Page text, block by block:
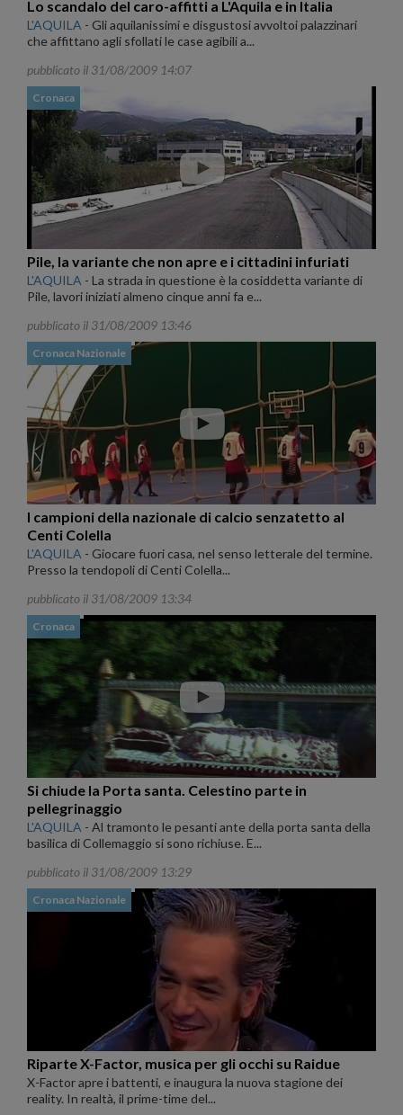
Lo scandalo del caro-affitti a L'Aquila e in Italia
L'AQUILA - Gli aquilanissimi e disgustosi avvoltoi palazzinari
che affittano agli sfollati le case agibili a...
pubblicato il 31/08/2009 14:07
Cronaca
Pile, la variante che non apre e i cittadini infuriati
L'AQUILA - La strada in questione è la cosiddetta variante di
Pile, lavori iniziati almeno cinque anni fa e...
pubblicato il 31/08/2009 13:46
Cronaca Nazionale
I campioni della nazionale di calcio senzatetto al
Centi Colella
L'AQUILA - Giocare fuori casa, nel senso letterale del termine.
Presso la tendopoli di Centi Colella...
pubblicato il 31/08/2009 13:34
Cronaca
Si chiude la Porta santa. Celestino parte in
pellegrinaggio
L'AQUILA - Al tramonto le pesanti ante della porta santa della
basilica di Collemaggio si sono richiuse. E...
pubblicato il 31/08/2009 13:29
Cronaca Nazionale
Riparte X-Factor, musica per gli occhi su Raidue
X-Factor apre i battenti, e inaugura la nuova stagione dei
reality. In realtà, il prime-time del...